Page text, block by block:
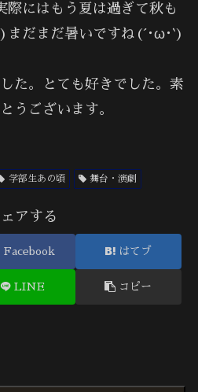
際にはもう夏は過ぎて秋も
だまだ暑いですね(´･ω･`)
た。とても好きでした。素
うございます。
学部生あの頃 舞台・演劇
アする
Facebook はてブ
LINE コピー